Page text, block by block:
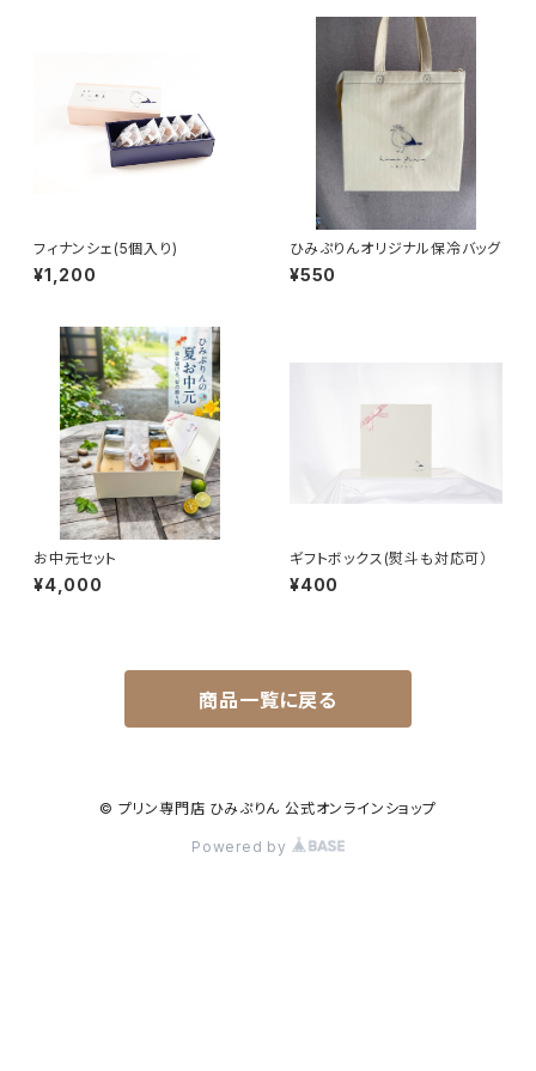
フィナンシェ(5個入り)
¥1,200
ひみぷりんオリジナル保冷バッグ
¥550
お中元セット
¥4,000
ギフトボックス(熨斗も対応可）
¥400
商品一覧に戻る
© プリン専門店 ひみぷりん 公式オンラインショップ
Powered by